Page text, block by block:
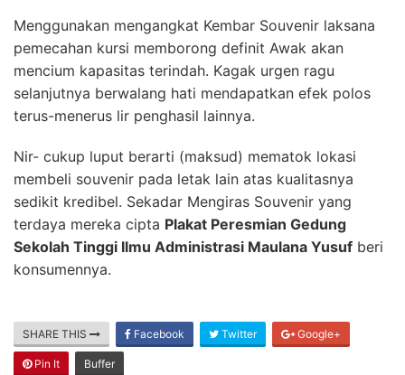
Menggunakan mengangkat Kembar Souvenir laksana
pemecahan kursi memborong definit Awak akan
mencium kapasitas terindah. Kagak urgen ragu
selanjutnya berwalang hati mendapatkan efek polos
terus-menerus lir penghasil lainnya.
Nir- cukup luput berarti (maksud) mematok lokasi
membeli souvenir pada letak lain atas kualitasnya
sedikit kredibel. Sekadar Mengiras Souvenir yang
terdaya mereka cipta Plakat Peresmian Gedung
Sekolah Tinggi Ilmu Administrasi Maulana Yusuf beri
konsumennya.
SHARE THIS Facebook Twitter Google+
Pin It Buffer